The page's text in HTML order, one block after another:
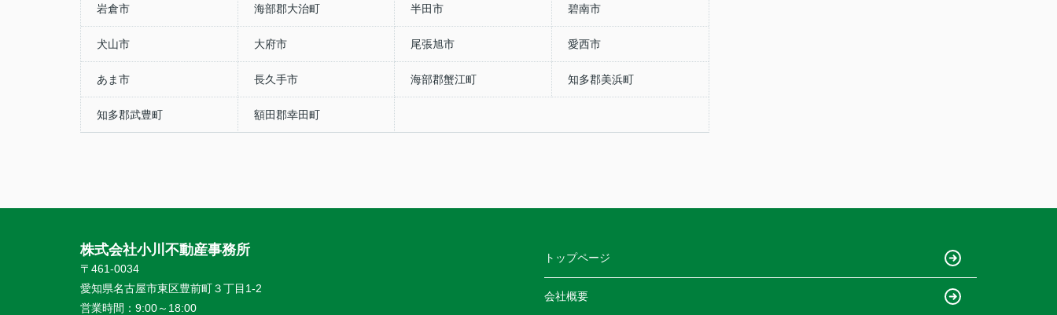
岩倉市 海部郡大治町 半田市 碧南市
犬山市 大府市 尾張旭市 愛西市
あま市 長久手市 海部郡蟹江町 知多郡美浜町
知多郡武豊町 額田郡幸田町
株式会社小川不動産事務所
〒461-0034
愛知県名古屋市東区豊前町３丁目1-2
営業時間： 9:00～18:00
トップページ
会社概要